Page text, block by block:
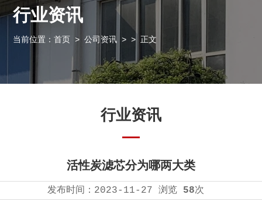
行业资讯
当前位置：首页 >公司资讯 >> 正文
行业资讯
活性炭滤芯分为哪两大类
发布时间： 2023-11-27 浏览 58次